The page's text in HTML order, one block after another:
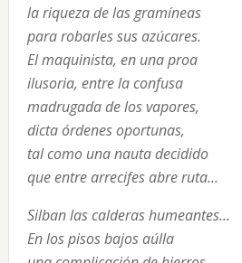
la riqueza de las gramíneas
para robarles sus azúcares.
El maquinista, en una proa
ilusoria, entre la confusa
madrugada de los vapores,
dicta órdenes oportunas,
tal como una nauta decidido
que entre arrecifes abre ruta...
Silban las calderas humeantes...
En los pisos bajos aúlla